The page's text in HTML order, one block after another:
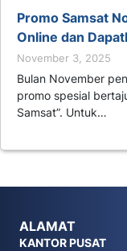
Promo Samsat
Online dan
November 3, 2025
Bulan November
promo spesial
Samsat”. Untuk…
ALAMAT
KANTOR PUSAT